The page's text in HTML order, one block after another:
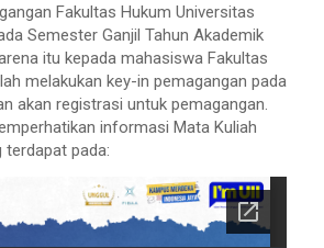
Fakultas Hukum Universitas
Semester Ganjil Tahun Akademik
itu kepada mahasiswa Fakultas
melakukan key-in pemagangan pada
akan registrasi untuk pemagangan.
informasi Mata Kuliah
terdapat pada: